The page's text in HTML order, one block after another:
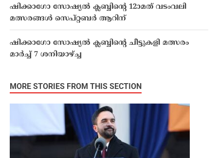
ഷിക്കാഗോ സോഷ്യൽ ക്ലബ്ബിന്റെ 12ാമത് വടംവലി
മത്സരങ്ങൾ സെപ്റ്റബർ ആറിന്
ഷിക്കാഗോ സോഷ്യൽ ക്ലബ്ബിന്റെ ചീട്ടുകളി മത്സരം
മാർച്ച് 7 ശനിയാഴ്ച്ച
MORE STORIES FROM THIS SECTION